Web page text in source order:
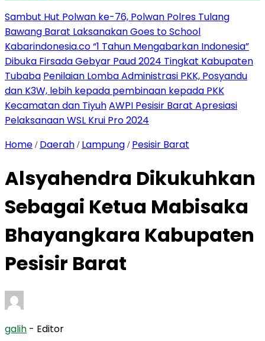
Sambut Hut Polwan ke-76, Polwan Polres Tulang
Bawang Barat Laksanakan Goes to School
Kabarindonesia.co “1 Tahun Mengabarkan Indonesia”
Dibuka Firsada Gebyar Paud 2024 Tingkat Kabupaten
Tubaba Penilaian Lomba Administrasi PKK, Posyandu
dan K3W, lebih kepada pembinaan kepada PKK
Kecamatan dan TiyuhAWPI Pesisir Barat Apresiasi
Pelaksanaan WSL Krui Pro 2024
Home / Daerah / Lampung / Pesisir Barat
Alsyahendra Dikukuhkan
Sebagai Ketua Mabisaka
Bhayangkara Kabupaten
Pesisir Barat
galih - Editor